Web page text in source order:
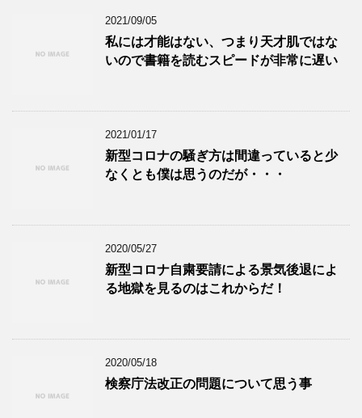
2021/09/05
私には才能はない、つまり天才肌ではな
いので書籍を読むスピードが非常に遅い
2021/01/17
新型コロナの騒ぎ方は間違っていると少
なくとも僕は思うのだが・・・
2020/05/27
新型コロナ自粛要請による景気後退によ
る地獄を見るのはこれからだ！
2020/05/18
検察庁法改正の問題について思う事